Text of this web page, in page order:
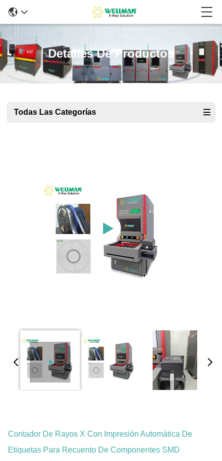
Detalles De Productos
Todas Las Categorías
Contador De Rayos X Con Impresión Automática De
Etiquetas Para Recuento De Componentes SMD